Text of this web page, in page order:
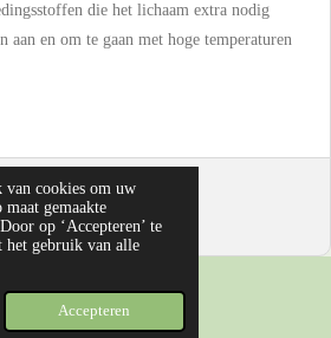
van cookies om uw
gemaakte
op ‘Accepteren’ te
het gebruik van alle
Accepteren
die het lichaam extra nodig
aan en om te gaan met hoge temperaturen
E-mailadres